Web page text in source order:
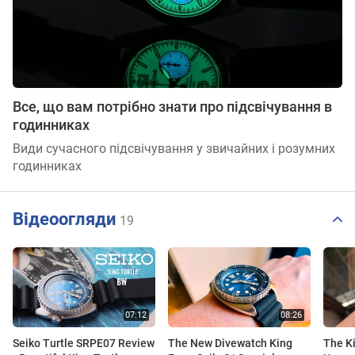
Все, що вам потрібно знати про підсвічування в
годинниках
Види сучасного підсвічування у звичайних і розумних
годинниках
Відеоогляди 19
Seiko Turtle SRPE07 Review
The New Divewatch King
The